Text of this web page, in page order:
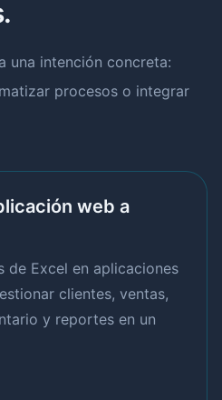
una intención concreta:
procesos o integrar
web a
de Excel en aplicaciones
clientes, ventas,
y reportes en un